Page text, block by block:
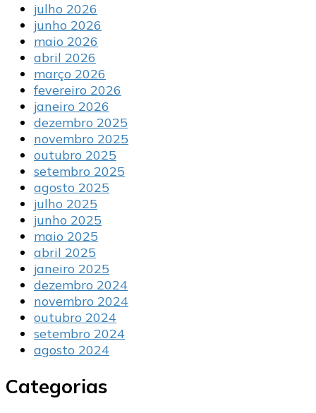
julho 2026
junho 2026
maio 2026
abril 2026
março 2026
fevereiro 2026
janeiro 2026
dezembro 2025
novembro 2025
outubro 2025
setembro 2025
agosto 2025
julho 2025
junho 2025
maio 2025
abril 2025
janeiro 2025
dezembro 2024
novembro 2024
outubro 2024
setembro 2024
agosto 2024
Categorias